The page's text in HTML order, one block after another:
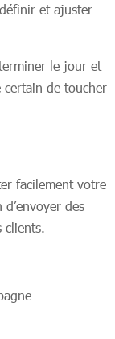
et ajuster
le jour et
certain de toucher
facilement votre
des